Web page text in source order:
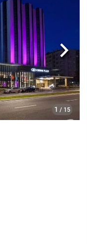
1 / 15